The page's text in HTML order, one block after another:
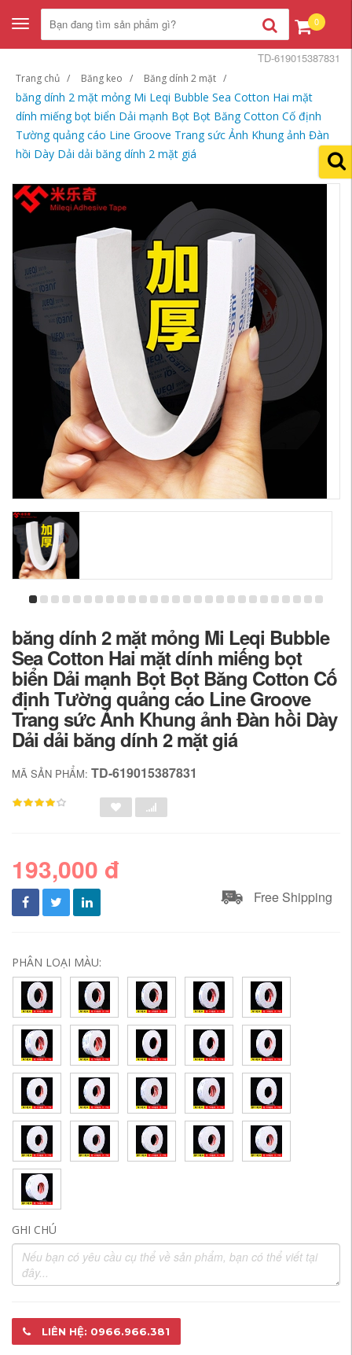
Toggle
navigation
0
Trang chủ Băng keo Băng dính 2 mặt
băng dính 2 mặt mỏng Mi Leqi Bubble Sea Cotton Hai mặt
dính miếng bọt biển Dải mạnh Bọt Bọt Băng Cotton Cố định
Tường quảng cáo Line Groove Trang sức Ảnh Khung ảnh Đàn
hồi Dày Dải dải băng dính 2 mặt giá
TD-619015387831
băng dính 2 mặt mỏng Mi Leqi Bubble
Sea Cotton Hai mặt dính miếng bọt
biển Dải mạnh Bọt Bọt Băng Cotton Cố
định Tường quảng cáo Line Groove
Trang sức Ảnh Khung ảnh Đàn hồi Dày
Dải dải băng dính 2 mặt giá
MÃ SẢN PHẨM: TD-619015387831
193,000 đ
Free Shipping
PHÂN LOẠI MÀU:
GHI CHÚ
LIÊN HỆ: 0966.966.381